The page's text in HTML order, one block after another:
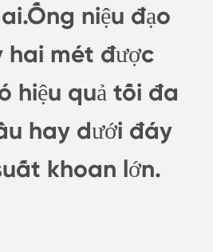
niệu đạo
hai mét được
hiệu quả tối đa
hay dưới đáy
khoan lớn.